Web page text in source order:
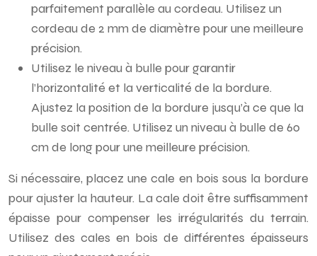
parfaitement parallèle au cordeau. Utilisez un
cordeau de 2 mm de diamètre pour une meilleure
précision.
Utilisez le niveau à bulle pour garantir
l’horizontalité et la verticalité de la bordure.
Ajustez la position de la bordure jusqu’à ce que la
bulle soit centrée. Utilisez un niveau à bulle de 60
cm de long pour une meilleure précision.
Si nécessaire, placez une cale en bois sous la bordure
pour ajuster la hauteur. La cale doit être suffisamment
épaisse pour compenser les irrégularités du terrain.
Utilisez des cales en bois de différentes épaisseurs